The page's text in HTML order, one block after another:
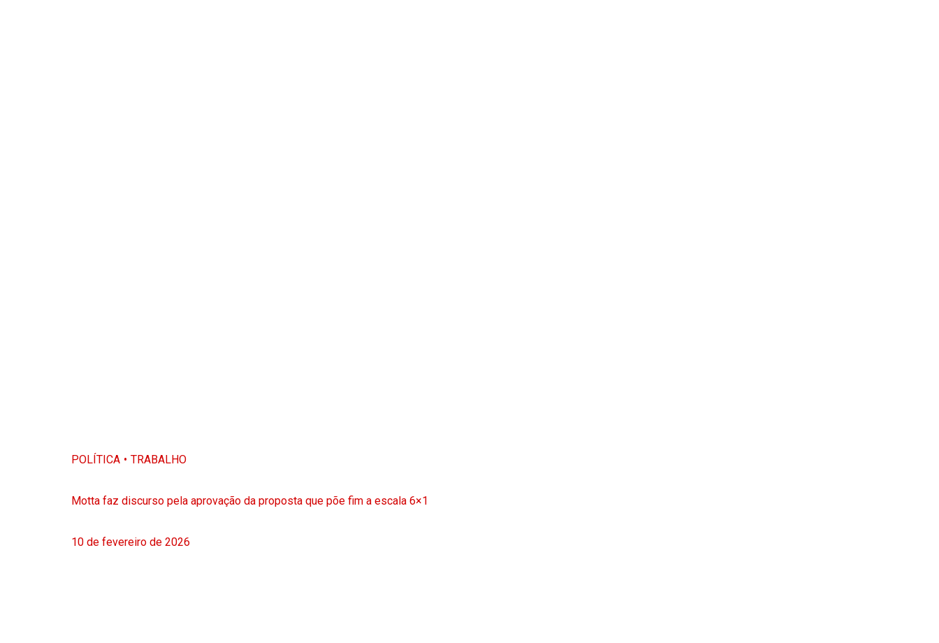
POLÍTICA TRABALHO
Motta faz discurso pela aprovação da proposta que põe fim a escala 6×1
10 de fevereiro de 2026